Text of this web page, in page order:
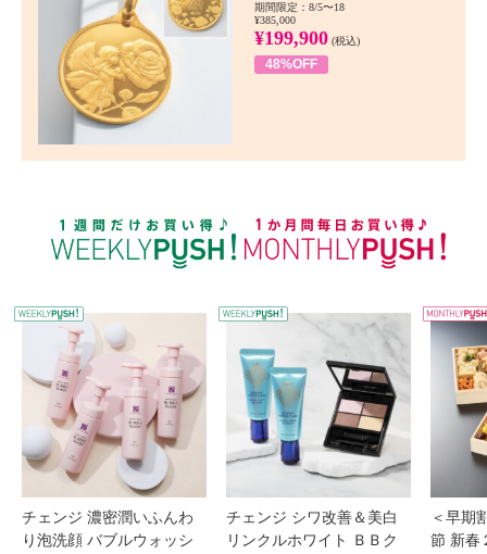
期間限定：8/5〜18
¥385,000
¥199,900 (税込)
48%OFF
WEEKLY PUSH
チェンジ 濃密潤いふんわ
り泡洗顔 バブルウォッシ
チェンジ シワ改善＆美白
リンクルホワイト ＢＢク
＜早期
節 新春